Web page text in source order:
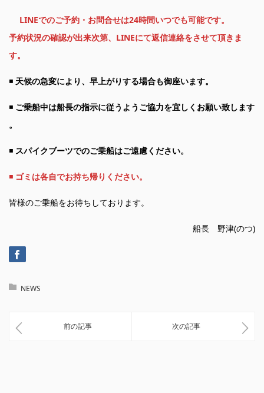
LINEでのご予約・お問合せは24時間いつでも可能です。
予約状況の確認が出来次第、LINEにて返信連絡をさせて頂きま
す。
◾️ 天候の急変により、早上がりする場合も御座います。
◾️ ご乗船中は船長の指示に従うようご協力を宜しくお願い致します
。
◾️ スパイクブーツでのご乗船はご遠慮ください。
◾️ ゴミは各自でお持ち帰りください。
皆様のご乗船をお待ちしております。
船長 野津(のつ)
NEWS
前の記事 次の記事